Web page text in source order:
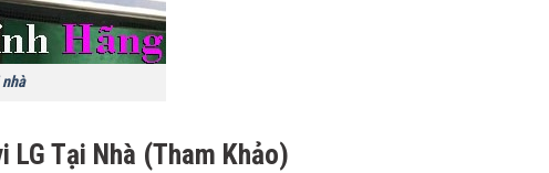
LG Tại Nhà (Tham Khảo)